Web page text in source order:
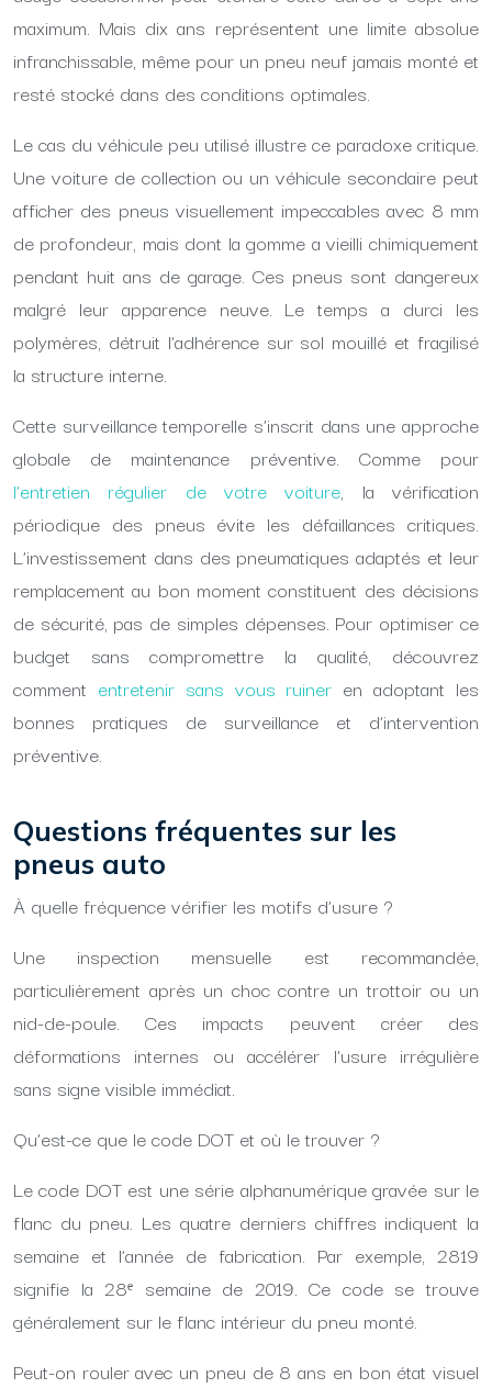
maximum. Mais dix ans représentent une limite absolue
infranchissable, même pour un pneu neuf jamais monté et
resté stocké dans des conditions optimales.
Le cas du véhicule peu utilisé illustre ce paradoxe critique.
Une voiture de collection ou un véhicule secondaire peut
afficher des pneus visuellement impeccables avec 8 mm
de profondeur, mais dont la gomme a vieilli chimiquement
pendant huit ans de garage. Ces pneus sont dangereux
malgré leur apparence neuve. Le temps a durci les
polymères, détruit l’adhérence sur sol mouillé et fragilisé
la structure interne.
Cette surveillance temporelle s’inscrit dans une approche
globale de maintenance préventive. Comme pour
l’entretien régulier de votre voiture, la vérification
périodique des pneus évite les défaillances critiques.
L’investissement dans des pneumatiques adaptés et leur
remplacement au bon moment constituent des décisions
de sécurité, pas de simples dépenses. Pour optimiser ce
budget sans compromettre la qualité, découvrez
comment entretenir sans vous ruiner en adoptant les
bonnes pratiques de surveillance et d’intervention
préventive.
Questions fréquentes sur les
pneus auto
À quelle fréquence vérifier les motifs d’usure ?
Une inspection mensuelle est recommandée,
particulièrement après un choc contre un trottoir ou un
nid-de-poule. Ces impacts peuvent créer des
déformations internes ou accélérer l’usure irrégulière
sans signe visible immédiat.
Qu’est-ce que le code DOT et où le trouver ?
Le code DOT est une série alphanumérique gravée sur le
flanc du pneu. Les quatre derniers chiffres indiquent la
semaine et l’année de fabrication. Par exemple, 2819
signifie la 28ᵉ semaine de 2019. Ce code se trouve
généralement sur le flanc intérieur du pneu monté.
Peut-on rouler avec un pneu de 8 ans en bon état visuel